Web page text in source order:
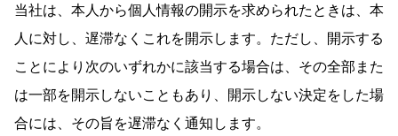
当社は、本人から個人情報の開示を求められたときは、本
人に対し、遅滞なくこれを開示します。ただし、開示する
ことにより次のいずれかに該当する場合は、その全部また
は一部を開示しないこともあり、開示しない決定をした場
合には、その旨を遅滞なく通知します。